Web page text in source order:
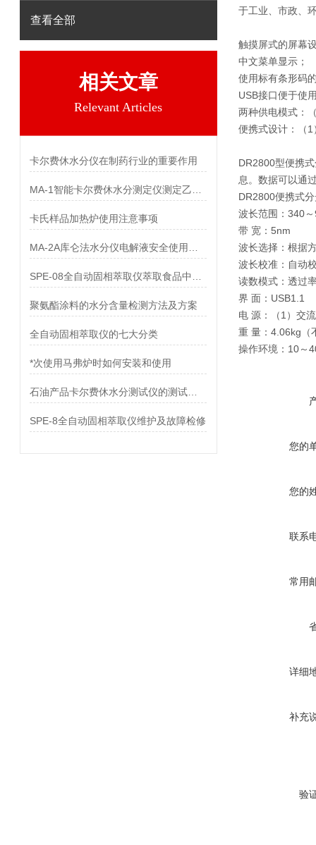
查看全部
相关文章
Relevant Articles
卡尔费休水分仪在制药行业的重要作用
卡氏样品加热炉使用注意事项
聚氨酯涂料的水分含量检测方法及方案
全自动固相萃取仪的七大分类
*次使用马弗炉时如何安装和使用
SPE-8全自动固相萃取仪维护及故障检修
于工业、市政、
触摸屏式的屏幕
中文菜单显示；
使用标有条形码
USB接口便于使
两种供电模式：
便携式设计：（
DR2800型便携
息。数据可以通
DR2800便携式
波长范围：340
带 宽：5nm
波长选择：根据
波长校准：自动
读数模式：透过
界 面：USB1.1
电 源：（1）交
重 量：4.06kg（
操作环境：10～
您的
您的
联系
常用
详细
补充
验